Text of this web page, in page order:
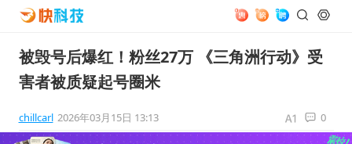
被毁号后爆红！粉丝27万 《三角洲行动》受
害者被质疑起号圈米
chillcarl 2026年03月15日 13:13 0